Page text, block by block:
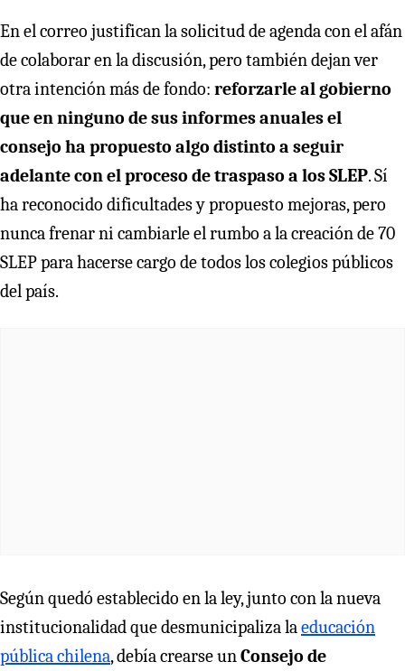
En el correo justifican la solicitud de agenda con el afán
de colaborar en la discusión, pero también dejan ver
otra intención más de fondo: reforzarle al gobierno
que en ninguno de sus informes anuales el
consejo ha propuesto algo distinto a seguir
adelante con el proceso de traspaso a los SLEP. Sí
ha reconocido dificultades y propuesto mejoras, pero
nunca frenar ni cambiarle el rumbo a la creación de 70
SLEP para hacerse cargo de todos los colegios públicos
del país.
Según quedó establecido en la ley, junto con la nueva
institucionalidad que desmunicipaliza laeducación
pública chilena, debía crearse unConsejo de